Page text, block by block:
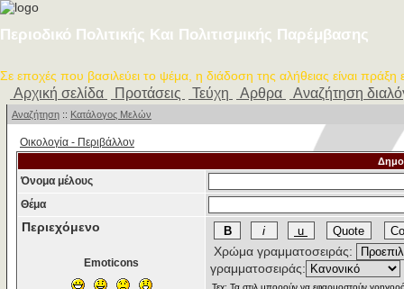
Περιοδικό Πολιτικής Και Πολιτισμικής Παρέμβασης
Σε εποχές που βασιλεύει το ψέμα, η διάδοση της αλήθειας είναι πράξη
Αρχική σελίδα Προτάσεις Τεύχη Αρθρα Αναζήτηση
Αναζήτηση :: Κατάλογος Μελών
Οικολογία - Περιβάλλον
Όνομα μέλους
Θέμα
Περιεχόμενο
Emoticons
Χρώμα γραμματοσειράς:
γραμματοσειράς: